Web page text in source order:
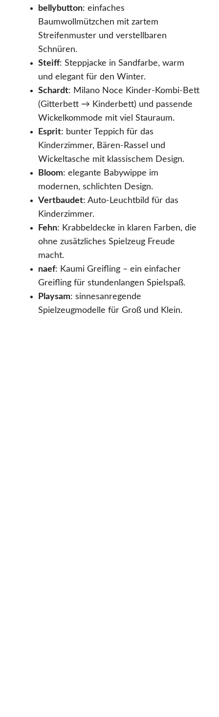
bellybutton: einfaches
Baumwollmützchen mit zartem
Streifenmuster und verstellbaren
Schnüren.
Steiff: Steppjacke in Sandfarbe, warm
und elegant für den Winter.
Schardt: Milano Noce Kinder-Kombi-Bett
(Gitterbett → Kinderbett) und passende
Wickelkommode mit viel Stauraum.
Esprit: bunter Teppich für das
Kinderzimmer, Bären-Rassel und
Wickeltasche mit klassischem Design.
Bloom: elegante Babywippe im
modernen, schlichten Design.
Vertbaudet: Auto-Leuchtbild für das
Kinderzimmer.
Fehn: Krabbeldecke in klaren Farben, die
ohne zusätzliches Spielzeug Freude
macht.
naef: Kaumi Greifling – ein einfacher
Greifling für stundenlangen Spielspaß.
Playsam: sinnesanregende
Spielzeugmodelle für Groß und Klein.